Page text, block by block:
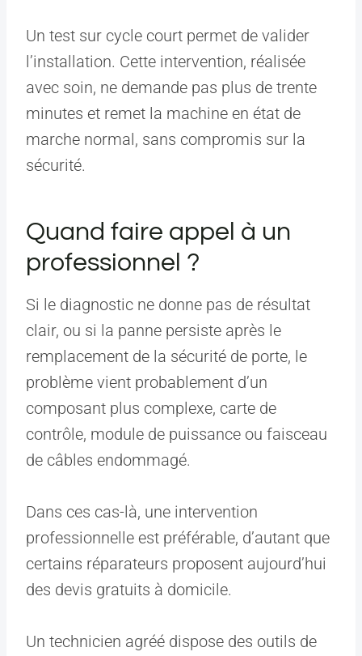
Un test sur cycle court permet de valider
l’installation. Cette intervention, réalisée
avec soin, ne demande pas plus de trente
minutes et remet la machine en état de
marche normal, sans compromis sur la
sécurité.
Quand faire appel à un
professionnel ?
Si le diagnostic ne donne pas de résultat
clair, ou si la panne persiste après le
remplacement de la sécurité de porte, le
problème vient probablement d’un
composant plus complexe, carte de
contrôle, module de puissance ou faisceau
de câbles endommagé.
Dans ces cas-là, une intervention
professionnelle est préférable, d’autant que
certains réparateurs proposent aujourd’hui
des devis gratuits à domicile.
Un technicien agréé dispose des outils de